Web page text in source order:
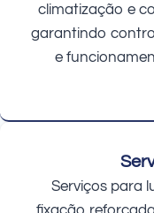
climatização e
garantindo
e
Serviços para